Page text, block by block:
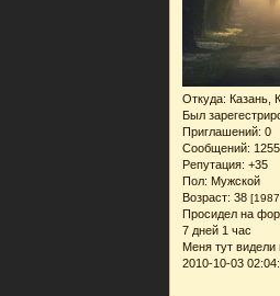
Откуда: Казань,
Был
Приглашений: 0
Сообщений: 1255
Репутация: +35
Пол: Мужской
Возраст: 38
Просидел на
7 дней 1 час
Меня тут видели
2010-10-03